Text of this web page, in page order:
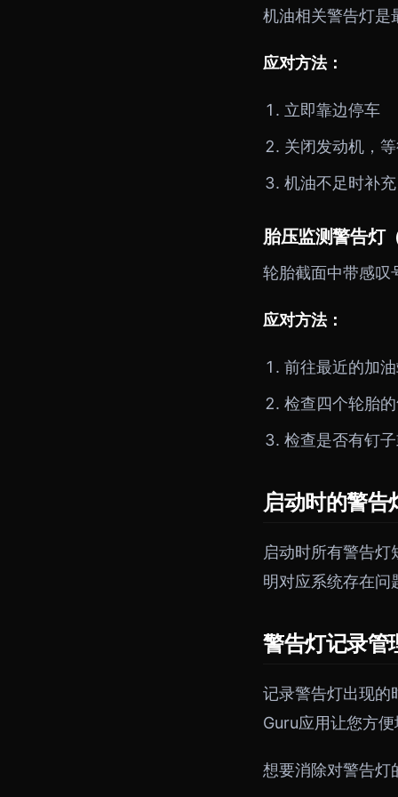
机油相关警告灯是
应对方法：
立即靠边停车
关闭发动机，
机油不足时补
胎压监测警告灯
轮胎截面中带感叹
应对方法：
前往最近的加
检查四个轮胎
检查是否有钉
启动时的警告
启动时所有警告
明对应系统存在问
警告灯记录管
记录警告灯出现的
Guru应用让您方
想要消除对警告灯